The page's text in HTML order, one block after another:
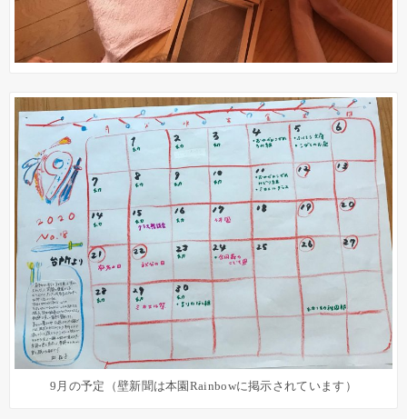
9月の予定（壁新聞は本園Rainbowに掲示されています）